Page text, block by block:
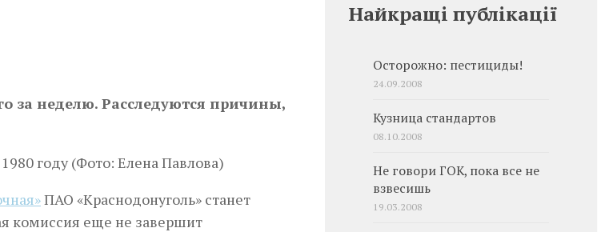
за неделю. Расследуются причины,
ПАО «Краснодонуголь» станет
комиссия еще не завершит
Найкращі публікації
Осторожно: пестициды!
24.09.2008
Кузница стандартов
08.10.2008
Не говори ГОК, пока все не
взвесишь
19.03.2008